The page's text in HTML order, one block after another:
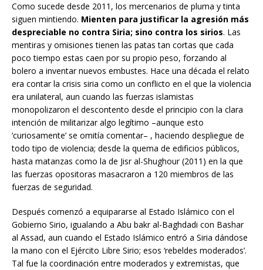
Como sucede desde 2011, los mercenarios de pluma y tinta
siguen mintiendo. Mienten para justificar la agresión más
despreciable no contra Siria; sino contra los sirios. Las
mentiras y omisiones tienen las patas tan cortas que cada
poco tiempo estas caen por su propio peso, forzando al
bolero a inventar nuevos embustes. Hace una década el relato
era contar la crisis siria como un conflicto en el que la violencia
era unilateral, aun cuando las fuerzas islamistas
monopolizaron el descontento desde el principio con la clara
intención de militarizar algo legítimo –aunque esto
‘curiosamente’ se omitía comentar– , haciendo despliegue de
todo tipo de violencia; desde la quema de edificios públicos,
hasta matanzas como la de Jisr al-Shughour (2011) en la que
las fuerzas opositoras masacraron a 120 miembros de las
fuerzas de seguridad.
Después comenzó a equipararse al Estado Islámico con el
Gobierno Sirio, igualando a Abu bakr al-Baghdadi con Bashar
al Assad, aun cuando el Estado Islámico entró a Siria dándose
la mano con el Ejército Libre Sirio; esos ‘rebeldes moderados’.
Tal fue la coordinación entre moderados y extremistas, que